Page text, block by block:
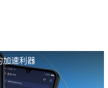
加速利器